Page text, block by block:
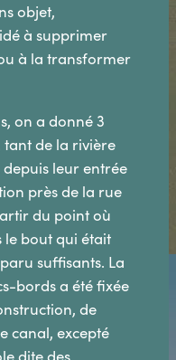
objet,
à supprimer
à la transformer
on a donné 3
de la rivière
leur entrée
près de la rue
du point où
le bout qui était
suffisants. La
bords a été fixée
de
canal, excepté